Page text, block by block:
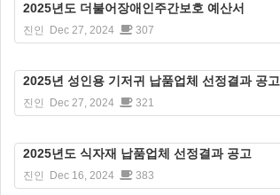
2025년도 더불어장애인주간보호 예산서
진인 Dec 27, 2024 307
2025년 성인용 기저귀 납품업체 선정결과 공고
진인 Dec 27, 2024 321
2025년도 식자재 납품업체 선정결과 공고
진인 Dec 16, 2024 383